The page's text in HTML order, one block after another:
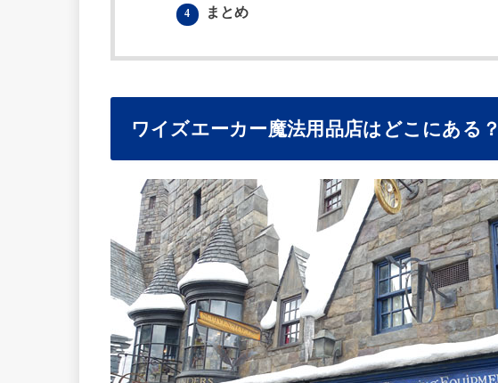
4 まとめ
ワイズエーカー魔法用品店はどこにある？